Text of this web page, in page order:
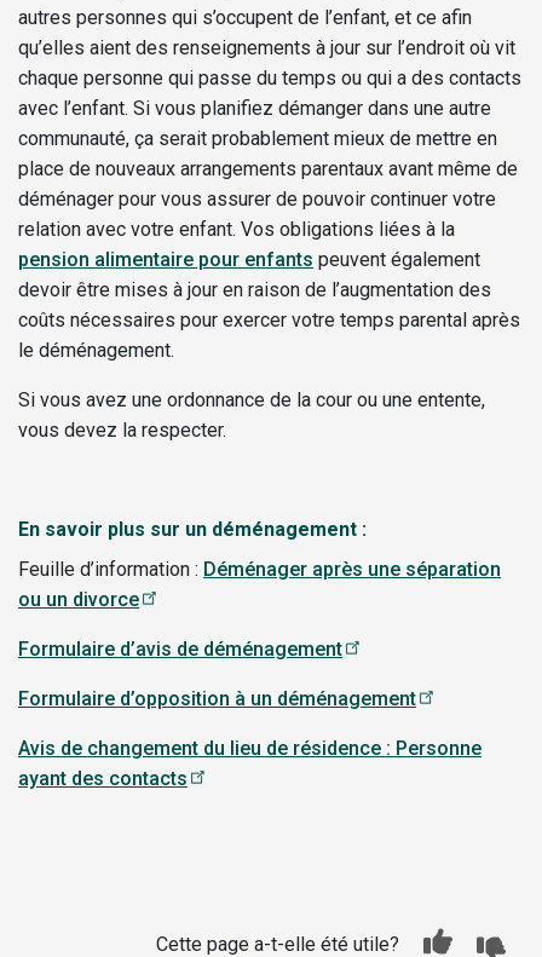
autres personnes qui s’occupent de l’enfant, et ce afin
qu’elles aient des renseignements à jour sur l’endroit où vit
chaque personne qui passe du temps ou qui a des contacts
avec l’enfant. Si vous planifiez démanger dans une autre
communauté, ça serait probablement mieux de mettre en
place de nouveaux arrangements parentaux avant même de
déménager pour vous assurer de pouvoir continuer votre
relation avec votre enfant. Vos obligations liées à la
pension alimentaire pour enfants peuvent également
devoir être mises à jour en raison de l’augmentation des
coûts nécessaires pour exercer votre temps parental après
le déménagement.
Si vous avez une ordonnance de la cour ou une entente,
vous devez la respecter.
En savoir plus sur un déménagement :
Feuille d’information : Déménager après une séparation
ou un divorce
Formulaire d’avis de déménagement
Formulaire d’opposition à un déménagement
Avis de changement du lieu de résidence : Personne
ayant des contacts
Cette page a-t-elle été utile?